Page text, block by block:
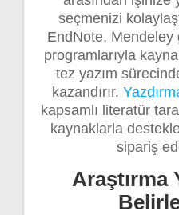
seçmenizi
EndNote, Mendeley
programlarıyla
tez yazım
kazandırır.
kapsamlı literatür
kaynaklarla
sipariş
Araştırma